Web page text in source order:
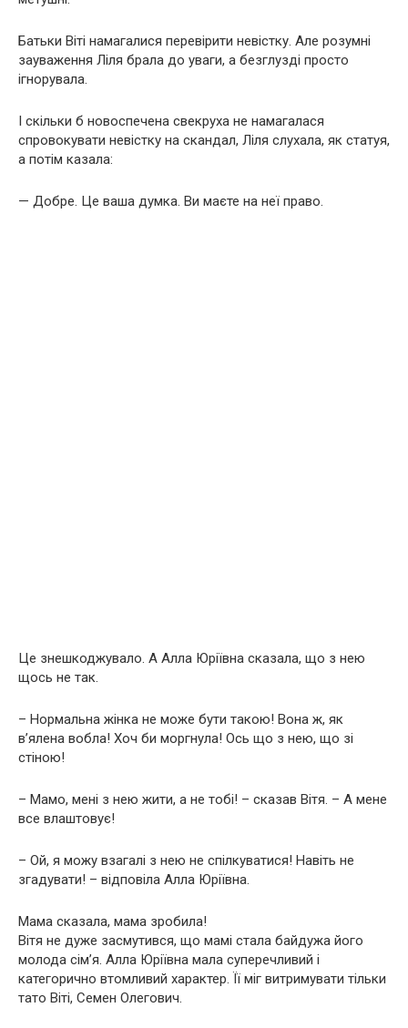
Батьки Віті намагалися перевірити невістку. Але розумні
зауваження Ліля брала до уваги, а безглузді просто
ігнорувала.
І скільки б новоспечена свекруха не намагалася
спровокувати невістку на скандал, Ліля слухала, як статуя,
а потім казала:
— Добре. Це ваша думка. Ви маєте на неї право.
Це знешкоджувало. А Алла Юріївна сказала, що з нею
щось не так.
– Нормальна жінка не може бути такою! Вона ж, як
в’ялена вобла! Хоч би моргнула! Ось що з нею, що зі
стіною!
– Мамо, мені з нею жити, а не тобі! – сказав Вітя. – А мене
все влаштовує!
– Ой, я можу взагалі з нею не спілкуватися! Навіть не
згадувати! – відповіла Алла Юріївна.
Мама сказала, мама зробила!
Вітя не дуже засмутився, що мамі стала байдужа його
молода сім’я. Алла Юріївна мала суперечливий і
категорично втомливий характер. Її міг витримувати тільки
тато Віті, Семен Олегович.